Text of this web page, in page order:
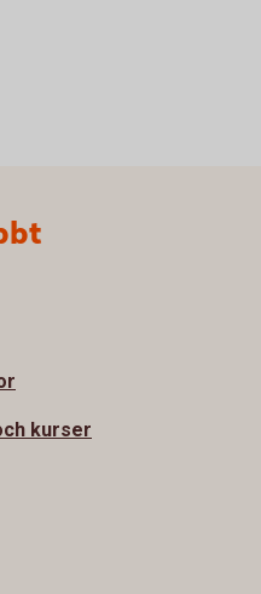
kurser